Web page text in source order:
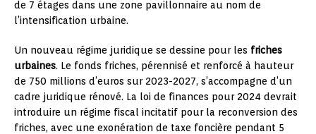
de 7 étages dans une zone pavillonnaire au nom de
l’intensification urbaine.
Un nouveau régime juridique se dessine pour les friches
urbaines. Le fonds friches, pérennisé et renforcé à hauteur
de 750 millions d’euros sur 2023-2027, s’accompagne d’un
cadre juridique rénové. La loi de finances pour 2024 devrait
introduire un régime fiscal incitatif pour la reconversion des
friches, avec une exonération de taxe foncière pendant 5